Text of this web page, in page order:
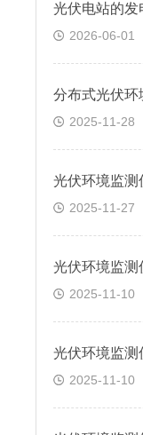
2026-06-01
2025-11-28
2025-11-27
2025-11-10
2025-11-10